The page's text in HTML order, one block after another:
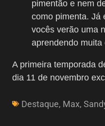
pimentão e nem
como pimenta. Já
vocês verão uma
aprendendo muita
A primeira temporada
dia 11 de novembro
Destaque, Max,